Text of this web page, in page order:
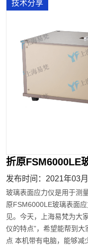
技术分享
折原FSM6000LE
发布时间：2021年03
玻璃表面应力仪是用于测
原FSM6000LE玻璃表面
见。今天，上海易梵为大
仪的特点”，希望能帮到
点 本机带有电脑，能够减